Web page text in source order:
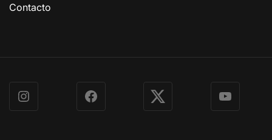
Contacto
Instagram Facebook X YouTube